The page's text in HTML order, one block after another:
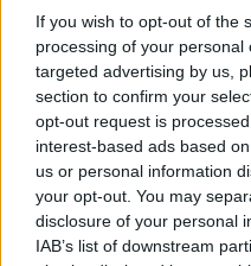
If you wish to opt-out of the
processing of your
targeted advertising by us,
section to confirm your
opt-out request is
interest-based ads based
us or personal information
your opt-out. You may
disclosure of your personal
IAB’s list of downstream
Na stronie PodkarpacieLive.pl
bramek, kartki, składy,
spotkania. To kompletne
lokalnej piłki nożnej. Jeżeli
pracujemy nad tym żeby je
Wynik meczu Victoria Niebocko
Po zakończeniu spotkania
spotkania, a także dane
Pełny harmonogram
gr. II - terminarz.